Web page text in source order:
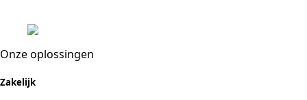
Onze oplossingen
Zakelijk